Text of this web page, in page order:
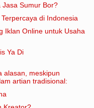
Sumur Bor?
di Indonesia
Iklan Online untuk Usaha
Ya Di
alasan, meskipun
artian tradisional: